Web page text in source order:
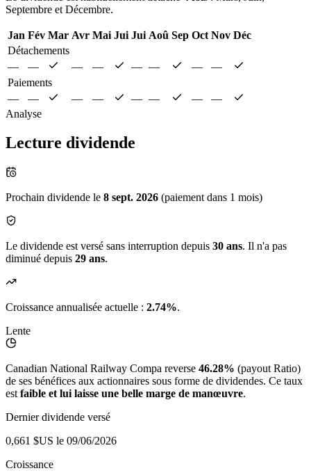
Septembre et Décembre.
Jan Fév Mar Avr Mai Jui Jui Aoû Sep Oct Nov Déc
Détachements
—
— — — — — —
—
Paiements
—
— — — — — —
—
Analyse
Lecture dividende
Prochain dividende le 8 sept. 2026 (paiement dans 1 mois)
Le dividende est versé sans interruption depuis 30 ans. Il n'a pas
diminué depuis 29 ans.
Croissance annualisée actuelle : 2.74%.
Lente
Canadian National Railway Compa reverse 46.28% (payout Ratio)
de ses bénéfices aux actionnaires sous forme de dividendes. Ce taux
est faible et lui laisse une belle marge de manœuvre.
Dernier dividende versé
0,661 $US le 09/06/2026
Croissance